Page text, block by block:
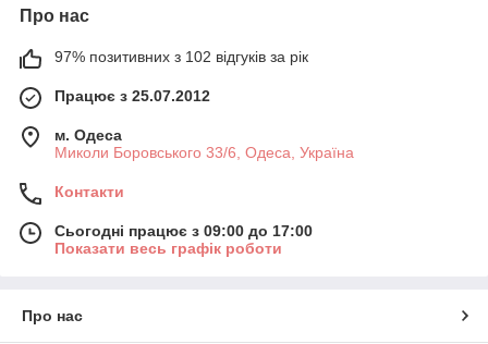
Про нас
97% позитивних з 102 відгуків за рік
Працює з 25.07.2012
м. Одеса
Миколи Боровського 33/6, Одеса, Україна
Контакти
Сьогодні працює з 09:00 до 17:00
Показати весь графік роботи
Про нас